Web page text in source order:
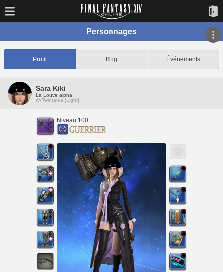
Personnages
Profil Blog Événements
Sara Kiki
La Louve alpha
Twintania [Light]
Niveau 100